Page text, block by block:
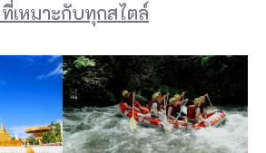
เหมาะกับทุกสไตล์